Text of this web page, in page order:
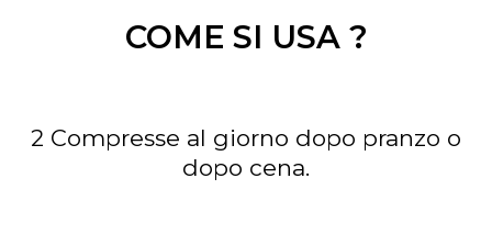
COME SI USA ?
2 Compresse al giorno dopo pranzo o
dopo cena.